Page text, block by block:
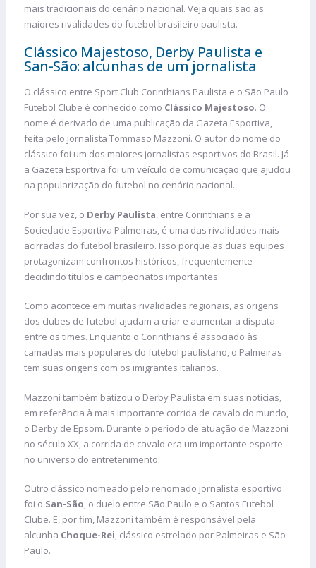
mais tradicionais do cenário nacional. Veja quais são as
maiores rivalidades do futebol brasileiro paulista.
Clássico Majestoso, Derby Paulista e
San-São: alcunhas de um jornalista
O clássico entre Sport Club Corinthians Paulista e o São Paulo
Futebol Clube é conhecido como Clássico Majestoso. O
nome é derivado de uma publicação da Gazeta Esportiva,
feita pelo jornalista Tommaso Mazzoni. O autor do nome do
clássico foi um dos maiores jornalistas esportivos do Brasil. Já
a Gazeta Esportiva foi um veículo de comunicação que ajudou
na popularização do futebol no cenário nacional.
Por sua vez, o Derby Paulista, entre Corinthians e a
Sociedade Esportiva Palmeiras, é uma das rivalidades mais
acirradas do futebol brasileiro. Isso porque as duas equipes
protagonizam confrontos históricos, frequentemente
decidindo títulos e campeonatos importantes.
Como acontece em muitas rivalidades regionais, as origens
dos clubes de futebol ajudam a criar e aumentar a disputa
entre os times. Enquanto o Corinthians é associado às
camadas mais populares do futebol paulistano, o Palmeiras
tem suas origens com os imigrantes italianos.
Mazzoni também batizou o Derby Paulista em suas notícias,
em referência à mais importante corrida de cavalo do mundo,
o Derby de Epsom. Durante o período de atuação de Mazzoni
no século XX, a corrida de cavalo era um importante esporte
no universo do entretenimento.
Outro clássico nomeado pelo renomado jornalista esportivo
foi o San-São, o duelo entre São Paulo e o Santos Futebol
Clube. E, por fim, Mazzoni também é responsável pela
alcunha Choque-Rei, clássico estrelado por Palmeiras e São
Paulo.